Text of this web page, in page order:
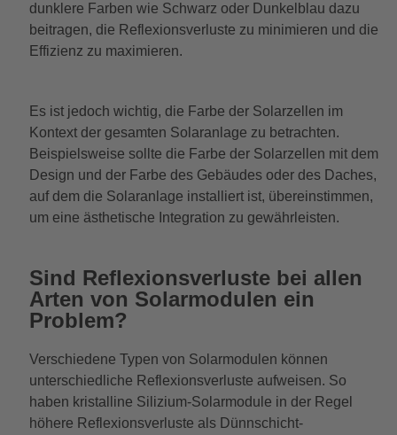
dunklere Farben wie Schwarz oder Dunkelblau dazu
beitragen, die Reflexionsverluste zu minimieren und die
Effizienz zu maximieren.
Es ist jedoch wichtig, die Farbe der Solarzellen im
Kontext der gesamten Solaranlage zu betrachten.
Beispielsweise sollte die Farbe der Solarzellen mit dem
Design und der Farbe des Gebäudes oder des Daches,
auf dem die Solaranlage installiert ist, übereinstimmen,
um eine ästhetische Integration zu gewährleisten.
Sind Reflexionsverluste bei allen
Arten von Solarmodulen ein
Problem?
Verschiedene Typen von Solarmodulen können
unterschiedliche Reflexionsverluste aufweisen. So
haben kristalline Silizium-Solarmodule in der Regel
höhere Reflexionsverluste als Dünnschicht-